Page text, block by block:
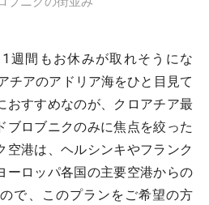
1週間もお休みが取れそうにな
チアのアドリア海をひと目見て
おすすめなのが、クロアチア最
ブロブニクのみに焦点を絞った
空港は、ヘルシンキやフランク
ーロッパ各国の主要空港からの
で、このプランをご希望の方